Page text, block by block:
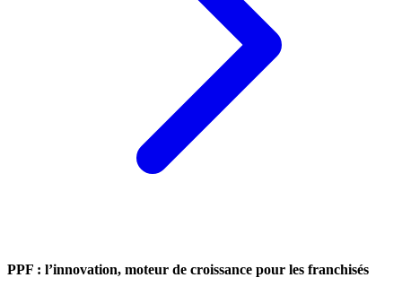
PPF : l’innovation, moteur de croissance pour les franchisés